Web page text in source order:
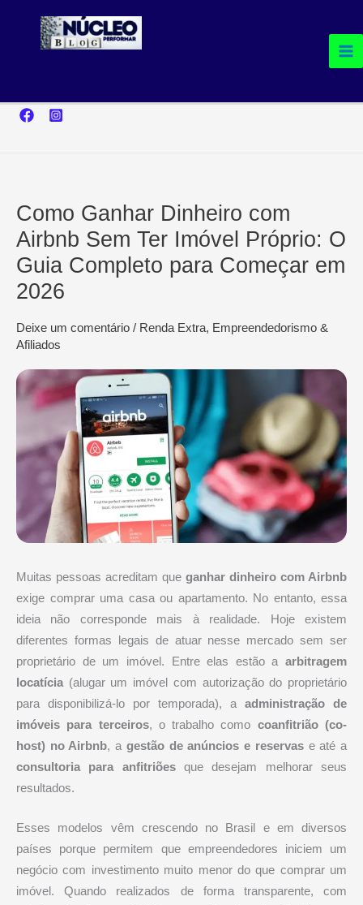
Como Ganhar Dinheiro com
Airbnb Sem Ter Imóvel Próprio: O
Guia Completo para Começar em
2026
Deixe um comentário / Renda Extra, Empreendedorismo &
Afiliados
Muitas pessoas acreditam que ganhar dinheiro com Airbnb
exige comprar uma casa ou apartamento. No entanto, essa
ideia não corresponde mais à realidade. Hoje existem
diferentes formas legais de atuar nesse mercado sem ser
proprietário de um imóvel. Entre elas estão a arbitragem
locatícia (alugar um imóvel com autorização do proprietário
para disponibilizá-lo por temporada), a administração de
imóveis para terceiros, o trabalho como coanfitrião (co-
host) no Airbnb, a gestão de anúncios e reservase até a
consultoria para anfitriõesque desejam melhorar seus
resultados.
Esses modelos vêm crescendo no Brasil e em diversos
países porque permitem que empreendedores iniciem um
negócio com investimento muito menor do que comprar um
imóvel. Quando realizados de forma transparente, com